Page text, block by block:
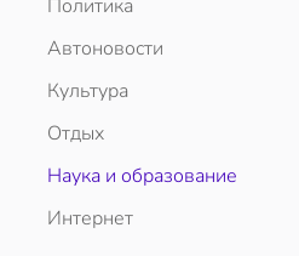
Политика
Автоновости
Культура
Отдых
Наука и образование
Интернет